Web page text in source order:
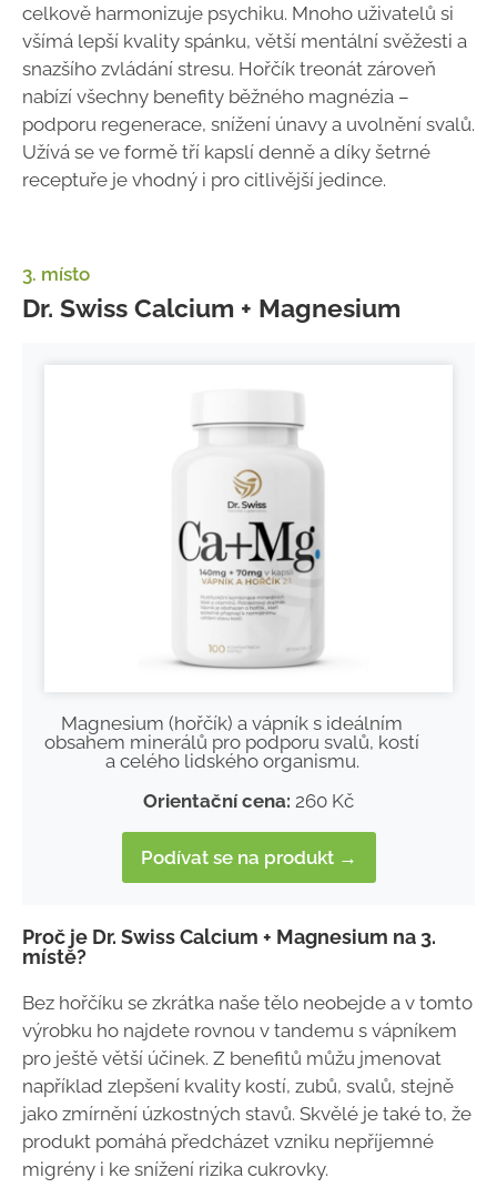
celkově harmonizuje psychiku. Mnoho uživatelů si
všímá lepší kvality spánku, větší mentální svěžesti a
snazšího zvládání stresu. Hořčík treonát zároveň
nabízí všechny benefity běžného magnézia –
podporu regenerace, snížení únavy a uvolnění svalů.
Užívá se ve formě tří kapslí denně a díky šetrné
receptuře je vhodný i pro citlivější jedince.
3. místo
Dr. Swiss Calcium + Magnesium
Magnesium (hořčík) a vápník s ideálním
obsahem minerálů pro podporu svalů, kostí
a celého lidského organismu.
Orientační cena: 260 Kč
Podívat se na produkt →
Proč je Dr. Swiss Calcium + Magnesium na 3.
místě?
Bez hořčíku se zkrátka naše tělo neobejde a v tomto
výrobku ho najdete rovnou v tandemu s vápníkem
pro ještě větší účinek. Z benefitů můžu jmenovat
například zlepšení kvality kostí, zubů, svalů, stejně
jako zmírnění úzkostných stavů. Skvělé je také to, že
produkt pomáhá předcházet vzniku nepříjemné
migrény i ke snížení rizika cukrovky.